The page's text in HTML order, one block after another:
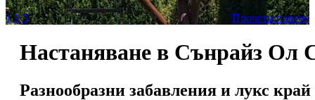
Прочети повече
1 2 3
Настаняване в Сънрайз Ол
Разнообразни забавления и лукс